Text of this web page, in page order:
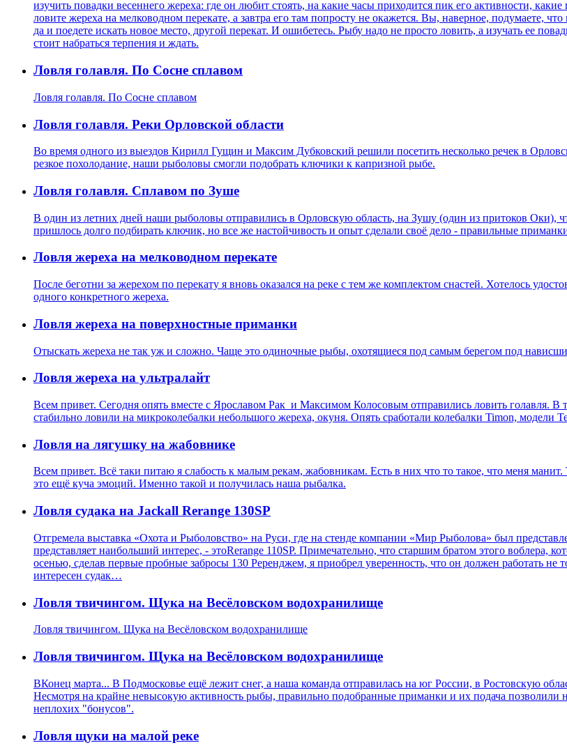
изучить повадки весеннего жереха: где он любит стоять, на какие часы приходится пик его активности,
ловите жереха на мелководном перекате, а завтра его там попросту не окажется. Вы, наверное, подумаете,
да и поедете искать новое место, другой перекат. И ошибетесь. Рыбу надо не просто ловить, а изучать ее
стоит набраться терпения и ждать.
Ловля голавля. По Сосне сплавом
Ловля голавля. По Сосне сплавом
Ловля голавля. Реки Орловской области
Во время одного из выездов Кирилл Гущин и Максим Дубковский решили посетить несколько речек в
резкое похолодание, наши рыболовы смогли подобрать ключики к капризной рыбе.
Ловля голавля. Сплавом по Зуше
В один из летних дней наши рыболовы отправились в Орловскую область, на Зушу (один из притоков Оки),
пришлось долго подбирать ключик, но все же настойчивость и опыт сделали своё дело - правильные
Ловля жереха на мелководном перекате
После беготни за жерехом по перекату я вновь оказался на реке с тем же комплектом снастей. Хотелось
одного конкретного жереха.
Ловля жереха на поверхностные приманки
Отыскать жереха не так уж и сложно. Чаще это одиночные рыбы, охотящиеся под самым берегом под
Ловля жереха на ультралайт
Всем привет. Сегодня опять вместе с Ярославом Рак и Максимом Колосовым отправились ловить голавля.
стабильно ловили на микроколебалки небольшого жереха, окуня. Опять сработали колебалки Timon,
Ловля на лягушку на жабовнике
Всем привет. Всё таки питаю я слабость к малым рекам, жабовникам. Есть в них что то такое, что меня
это ещё куча эмоций. Именно такой и получилась наша рыбалка.
Ловля судака на Jackall Rerange 130SP
Отгремела выставка «Охота и Рыболовство» на Руси, где на стенде компании «Мир Рыболова» был
представляет наибольший интерес, - этоRerange 110SP. Примечательно, что старшим братом этого
осенью, сделав первые пробные забросы 130 Реренджем, я приобрел уверенность, что он должен работать
интересен судак…
Ловля твичингом. Щука на Весёловском водохранилище
Ловля твичингом. Щука на Весёловском водохранилище
Ловля твичингом. Щука на Весёловском водохранилище
ВКонец марта... В Подмосковье ещё лежит снег, а наша команда отправилась на юг России, в Ростовскую
Несмотря на крайне невысокую активность рыбы, правильно подобранные приманки и их подача позволили
неплохих "бонусов".
Ловля щуки на малой реке